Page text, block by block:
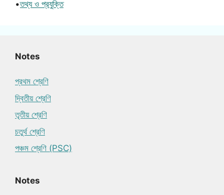
•তথ্য ও প্রযুক্তি
Notes
প্রথম শ্রেণি
দ্বিতীয় শ্রেণি
তৃতীয় শ্রেণি
চতুর্থ শ্রেণি
পঞ্চম শ্রেণি (PSC)
Notes